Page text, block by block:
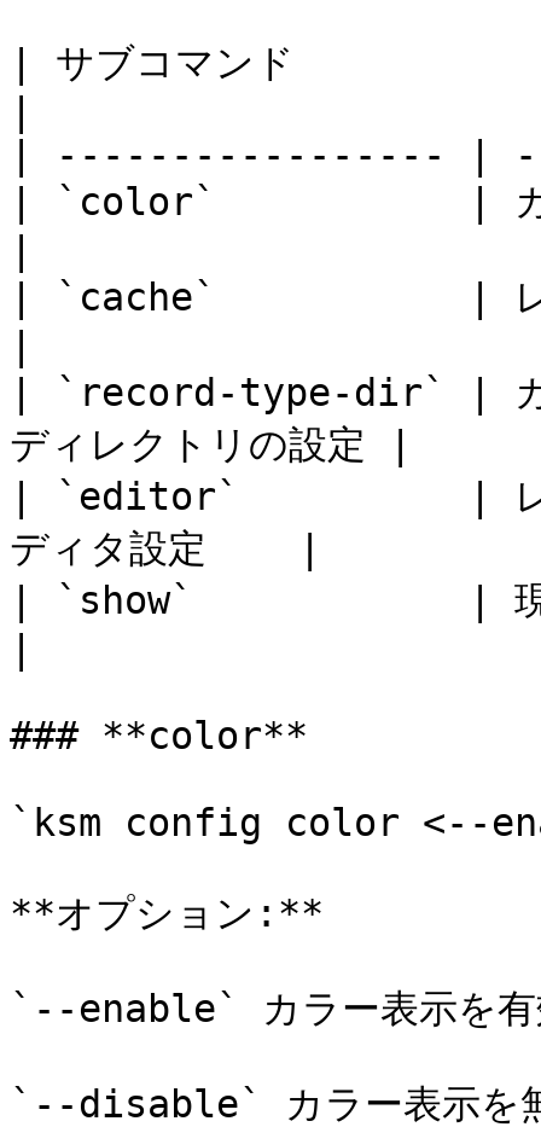
| サブコマンド
| ----------------- |
| `color`           | カラ
| `cache`           | レコ
| `record-type-dir` | カス
ディレクトリの設定 |
| `editor`          | レコー
ディタ設定    |
| `show`            | 現在
### **color**
`ksm config color <--
**オプション:**
`--enable` カラー表示を有
`--disable` カラー表示を